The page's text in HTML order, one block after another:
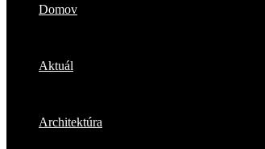
Domov
Aktuál
Architektúra